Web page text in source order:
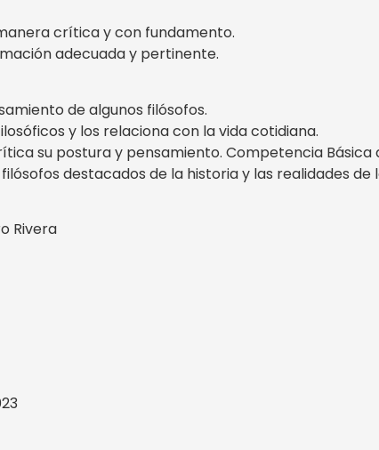
crítica y con fundamento.
adecuada y pertinente.
de algunos filósofos.
y los relaciona con la vida cotidiana.
su postura y pensamiento. Competencia Básica
destacados de la historia y las realidades
Rivera